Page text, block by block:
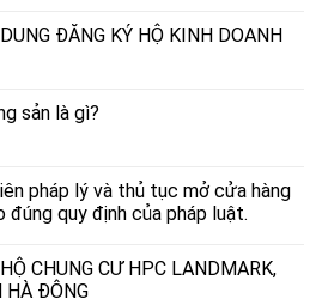
ĐĂNG KÝ HỘ KINH DOANH
sản là gì?
pháp lý và thủ tục mở cửa hàng
đúng quy định của pháp luật.
CHUNG CƯ HPC LANDMARK,
HÀ ĐÔNG